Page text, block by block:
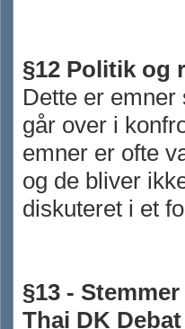
§12 Politik og
Dette er
går over i
emner er ofte
og de bliver
diskuteret i et
§13 -
Thai DK